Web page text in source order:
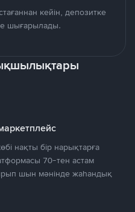
кейін, депозитке
шығарылады.
нақты бір нарықтарға
70-тен астам
шын мәнінде жаһандық